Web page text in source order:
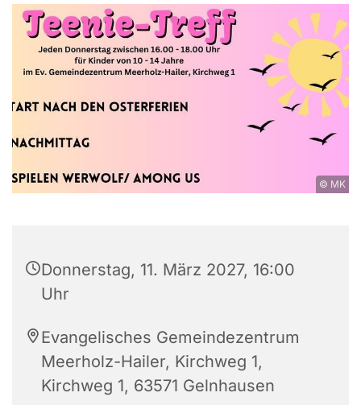
© MK
Donnerstag, 11. März 2027, 16:00
Uhr
Evangelisches Gemeindezentrum
Meerholz-Hailer, Kirchweg 1,
Kirchweg 1, 63571 Gelnhausen